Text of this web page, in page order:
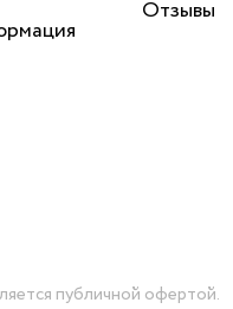
Отзывы
публичной офертой.